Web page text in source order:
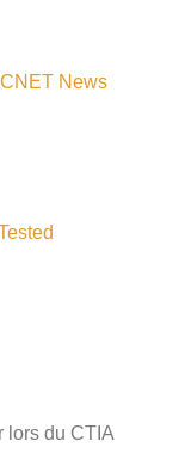
News
lors du CTIA